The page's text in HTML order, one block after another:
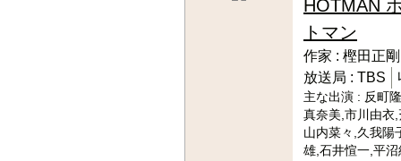
HOTMAN
トマン
作家 : 樫田正剛
放送局 : TBS
主な出演 : 反町
真奈美,市川由衣
山内菜々,久我陽
雄,石井愃一,平